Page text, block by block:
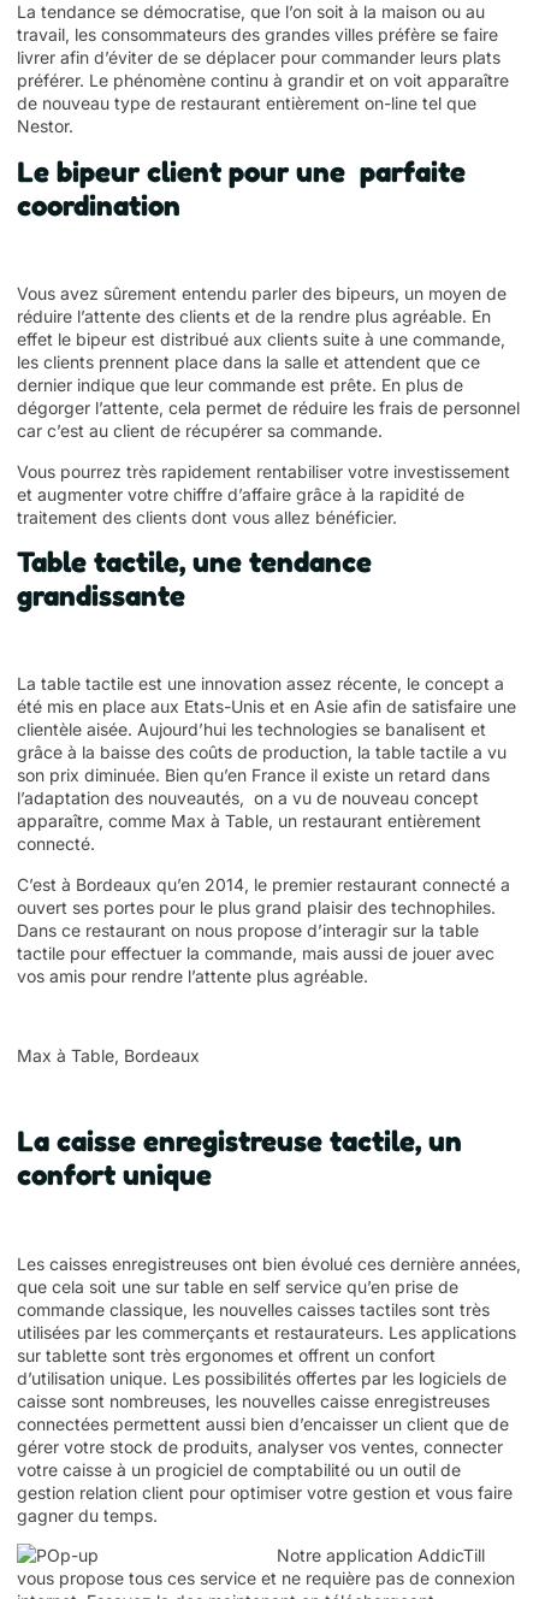
La tendance se démocratise, que l’on soit à la maison ou au
travail, les consommateurs des grandes villes préfère se faire
livrer afin d’éviter de se déplacer pour commander leurs plats
préférer. Le phénomène continu à grandir et on voit apparaître
de nouveau type de restaurant entièrement on-line tel que
Nestor.
Le bipeur client pour une parfaite
coordination
Vous avez sûrement entendu parler des bipeurs, un moyen de
réduire l’attente des clients et de la rendre plus agréable. En
effet le bipeur est distribué aux clients suite à une commande,
les clients prennent place dans la salle et attendent que ce
dernier indique que leur commande est prête. En plus de
dégorger l’attente, cela permet de réduire les frais de personnel
car c’est au client de récupérer sa commande.
Vous pourrez très rapidement rentabiliser votre investissement
et augmenter votre chiffre d’affaire grâce à la rapidité de
traitement des clients dont vous allez bénéficier.
Table tactile, une tendance
grandissante
La table tactile est une innovation assez récente, le concept a
été mis en place aux Etats-Unis et en Asie afin de satisfaire une
clientèle aisée. Aujourd’hui les technologies se banalisent et
grâce à la baisse des coûts de production, la table tactile a vu
son prix diminuée. Bien qu’en France il existe un retard dans
l’adaptation des nouveautés, on a vu de nouveau concept
apparaître, comme Max à Table, un restaurant entièrement
connecté.
C’est à Bordeaux qu’en 2014, le premier restaurant connecté a
ouvert ses portes pour le plus grand plaisir des technophiles.
Dans ce restaurant on nous propose d’interagir sur la table
tactile pour effectuer la commande, mais aussi de jouer avec
vos amis pour rendre l’attente plus agréable.
Max à Table, Bordeaux
La caisse enregistreuse tactile, un
confort unique
Les caisses enregistreuses ont bien évolué ces dernière années,
que cela soit une sur table en self service qu’en prise de
commande classique, les nouvelles caisses tactiles sont très
utilisées par les commerçants et restaurateurs. Les applications
sur tablette sont très ergonomes et offrent un confort
d’utilisation unique. Les possibilités offertes par les logiciels de
caisse sont nombreuses, les nouvelles caisse enregistreuses
connectées permettent aussi bien d’encaisser un client que de
gérer votre stock de produits, analyser vos ventes, connecter
votre caisse à un progiciel de comptabilité ou un outil de
gestion relation client pour optimiser votre gestion et vous faire
gagner du temps.
Notre application AddicTill
vous propose tous ces service et ne requière pas de connexion